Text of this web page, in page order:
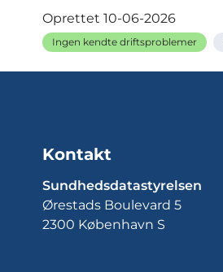
Oprettet 10-06-2026
Ingen kendte driftsproblemer
Kontakt
Sundhedsdatastyrelsen
Ørestads Boulevard 5
2300 København S